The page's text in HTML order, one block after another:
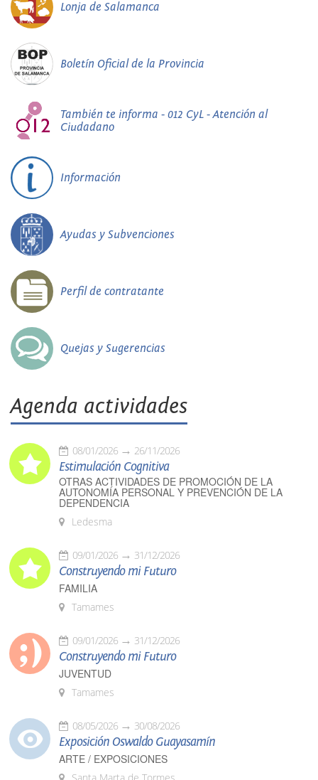
Lonja de Salamanca
Boletín Oficial de la Provincia
También te informa - 012 CyL - Atención al
Ciudadano
Información
Ayudas y Subvenciones
Perfil de contratante
Quejas y Sugerencias
Agenda actividades
08/01/2026 26/11/2026
Estimulación Cognitiva
OTRAS ACTIVIDADES DE PROMOCIÓN DE LA
AUTONOMÍA PERSONAL Y PREVENCIÓN DE LA
DEPENDENCIA
Ledesma
09/01/2026 31/12/2026
Construyendo mi Futuro
FAMILIA
Tamames
09/01/2026 31/12/2026
Construyendo mi Futuro
JUVENTUD
Tamames
08/05/2026 30/08/2026
Exposición Oswaldo Guayasamín
ARTE / EXPOSICIONES